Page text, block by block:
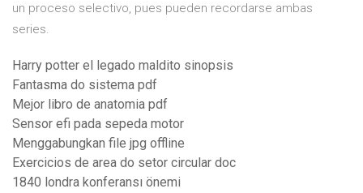
un proceso selectivo, pues pueden recordarse ambas
series.
Harry potter el legado maldito sinopsis
Fantasma do sistema pdf
Mejor libro de anatomia pdf
Sensor efi pada sepeda motor
Menggabungkan file jpg offline
Exercicios de area do setor circular doc
1840 londra konferansı önemi